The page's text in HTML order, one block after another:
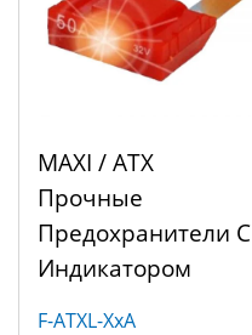
MAXI / ATX
Прочные
Предохранители С
Индикатором
F-ATXL-XxA